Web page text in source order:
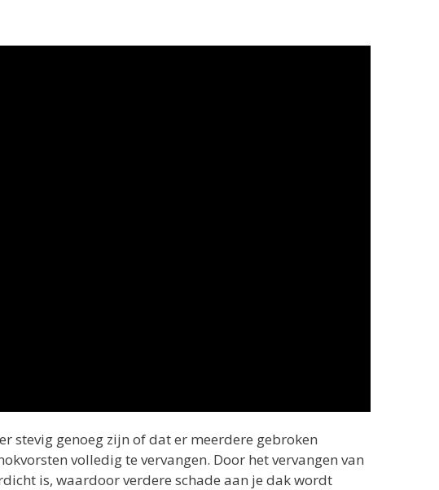
stevig genoeg zijn of dat er meerdere gebroken
volledig te vervangen. Door het vervangen van
is, waardoor verdere schade aan je dak wordt